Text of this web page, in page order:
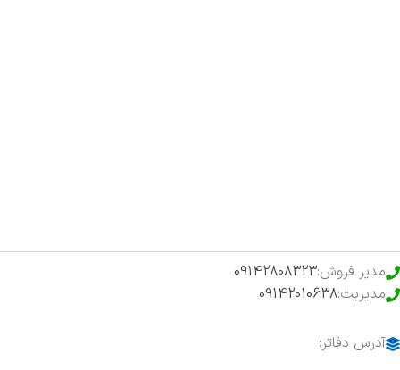
مدیر فروش:09142808323
مدیریت:09142010638
آدرس دفاتر: